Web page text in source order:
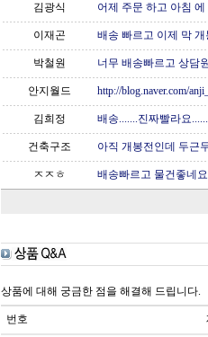
김광식 어제 주문 하고 아침
이재곤 배송 빠르고 이제 막
박철원 너무 배송빠르고 상담
안지월드 http://blog.naver.com/
김희정 배송.......진짜빨라요
건축구조 아직 개봉전인데 두근
ㅈㅈㅎ 배송빠르고 물건좋네
상품에 대해 궁금한 점을 해결해 드립니다.
번호